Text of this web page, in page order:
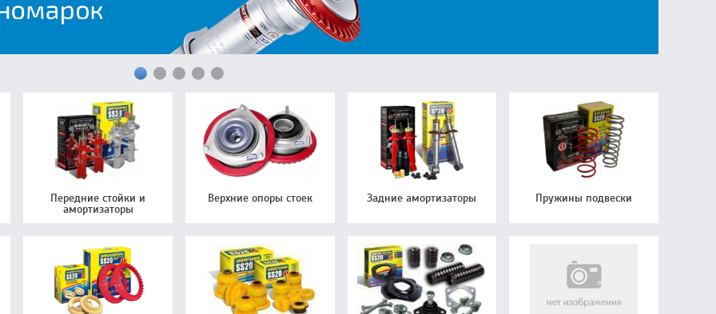
Передние стойки и
амортизаторы
Верхние опоры стоек Задние амортизаторы Пружины подвески